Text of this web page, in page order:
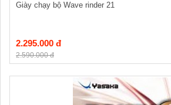
Giày chạy bộ Wave rinder 21
2.295.000 đ
2.590.000 đ